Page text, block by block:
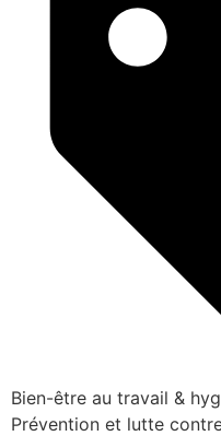
Bien-être au travail &
Prévention et lutte